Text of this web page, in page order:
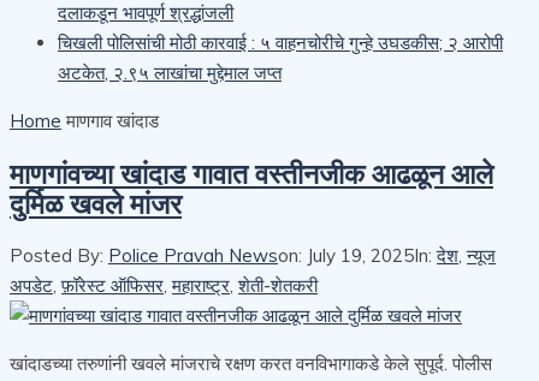
दलाकडून भावपूर्ण श्रद्धांजली
चिखली पोलिसांची मोठी कारवाई : ५ वाहनचोरीचे गुन्हे उघडकीस; २ आरोपी
अटकेत, २.९५ लाखांचा मुद्देमाल जप्त
Home माणगाव खांदाड
माणगांवच्या खांदाड गावात वस्तीनजीक आढळून आले
दुर्मिळ खवले मांजर
Posted By: Police Pravah Newson: July 19, 2025In:देश,न्यूज
अपडेट,फ़ॉरेस्ट ऑफिसर,महाराष्ट्र,शेती-शेतकरी
खांदाडच्या तरुणांनी खवले मांजराचे रक्षण करत वनविभागाकडे केले सुपूर्द. पोलीस